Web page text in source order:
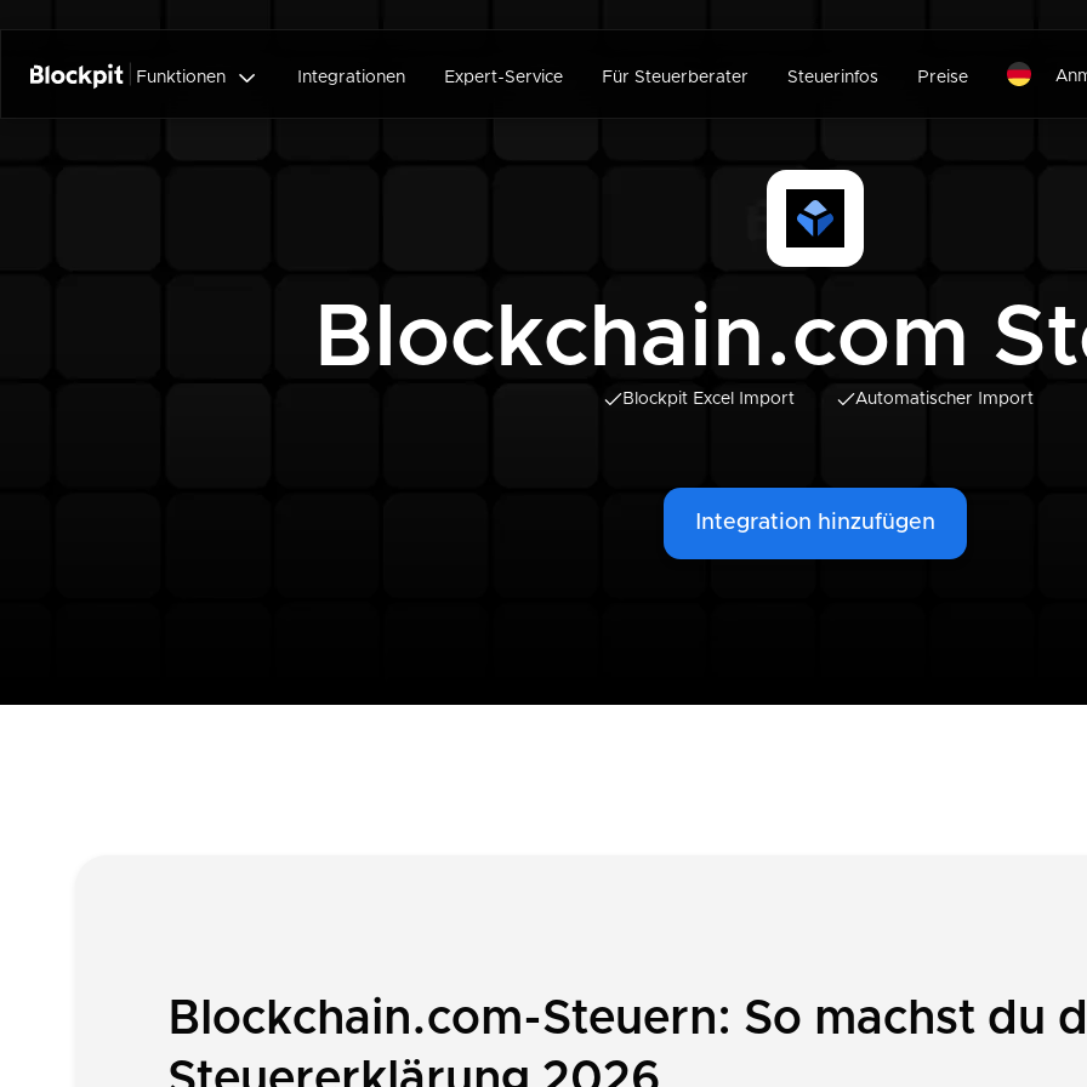
Funktionen  Integrationen Expert-Service Für Steuerberater Steuerinfos Preise
Blockchain.com
Blockpit Excel Import Automatischer Import
Integration hinzufügen
Blockchain.com-Steuern: So machst du